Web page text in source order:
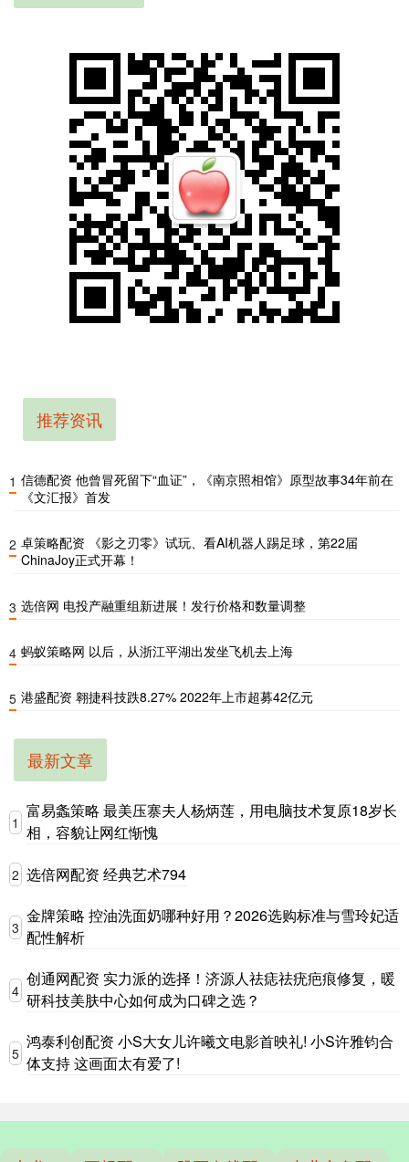
推荐资讯
1 信德配资 他曾冒死留下“血证”，《南京照相馆》原型故事34年前在
《文汇报》首发
2 卓策略配资 《影之刃零》试玩、看AI机器人踢足球，第22届
ChinaJoy正式开幕！
3 选倍网 电投产融重组新进展！发行价格和数量调整
4 蚂蚁策略网 以后，从浙江平湖出发坐飞机去上海
5 港盛配资 翱捷科技跌8.27% 2022年上市超募42亿元
最新文章
1
富易螽策略 最美压寨夫人杨炳莲，用电脑技术复原18岁长
相，容貌让网红惭愧
2 选倍网配资 经典艺术794
3
金牌策略 控油洗面奶哪种好用？2026选购标准与雪玲妃适
配性解析
4
创通网配资 实力派的选择！济源人祛痣祛疣疤痕修复，暖
研科技美肤中心如何成为口碑之选？
5
鸿泰利创配资 小S大女儿许曦文电影首映礼! 小S许雅钧合
体支持 这画面太有爱了!